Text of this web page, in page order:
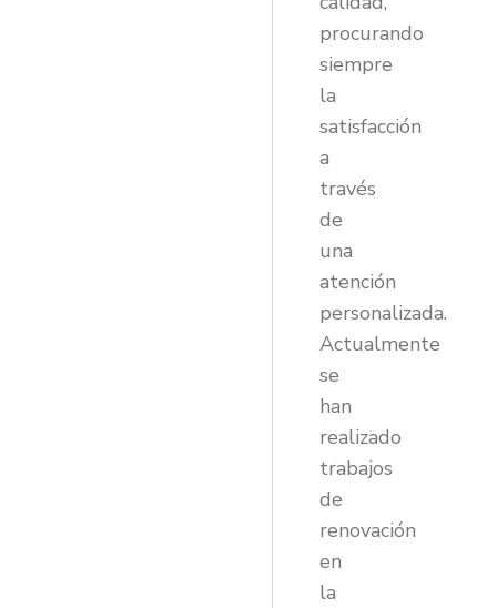
procurando
siempre
la
satisfacción
a
través
de
una
atención
personalizada.
Actualmente
se
han
realizado
trabajos
de
renovación
en
la